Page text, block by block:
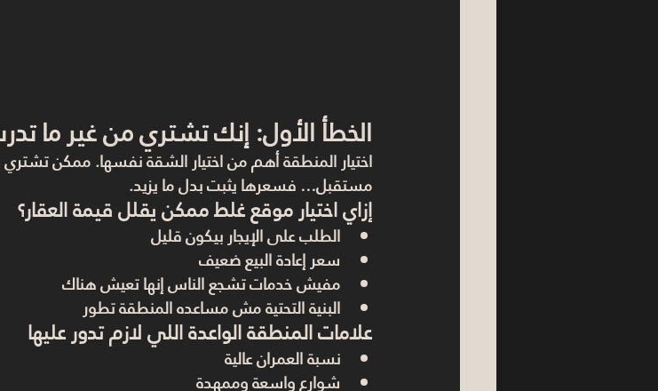
الخطأ الأول: إنك تشتري من غير ما
اختيار المنطقة أهم من اختيار الشقة نفسها. ممكن
مستقبل… فسعرها يثبت بدل ما يزيد.
إزاي اختيار موقع غلط ممكن يقلل قيمة العقار؟
الطلب على الإيجار بيكون قليل
سعر إعادة البيع ضعيف
مفيش خدمات تشجع الناس إنها تعيش هناك
البنية التحتية مش مساعده المنطقة تطور
علامات المنطقة الواعدة اللي لازم تدور عليها
نسبة العمران عالية
شوارع واسعة وممهدة